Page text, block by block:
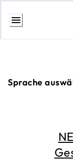
Weiter
Sprache